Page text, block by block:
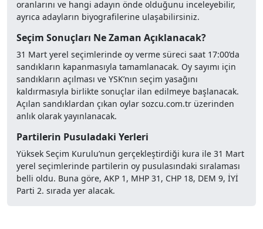
oranlarını ve hangi adayın önde olduğunu inceleyebilir,
ayrıca adayların biyografilerine ulaşabilirsiniz.
Seçim Sonuçları Ne Zaman Açıklanacak?
31 Mart yerel seçimlerinde oy verme süreci saat 17:00’da
sandıkların kapanmasıyla tamamlanacak. Oy sayımı için
sandıkların açılması ve YSK’nın seçim yasağını
kaldırmasıyla birlikte sonuçlar ilan edilmeye başlanacak.
Açılan sandıklardan çıkan oylar sozcu.com.tr üzerinden
anlık olarak yayınlanacak.
Partilerin Pusuladaki Yerleri
Yüksek Seçim Kurulu’nun gerçekleştirdiği kura ile 31 Mart
yerel seçimlerinde partilerin oy pusulasındaki sıralaması
belli oldu. Buna göre, AKP 1, MHP 31, CHP 18, DEM 9, İYİ
Parti 2. sırada yer alacak.